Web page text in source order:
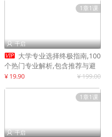
1章1课
 千启
 大学专业选择终极指南,100
个热门专业解析,包含推荐与避
雷实用建议
¥ 19.90 ¥ 199.00
1章1课
 千启